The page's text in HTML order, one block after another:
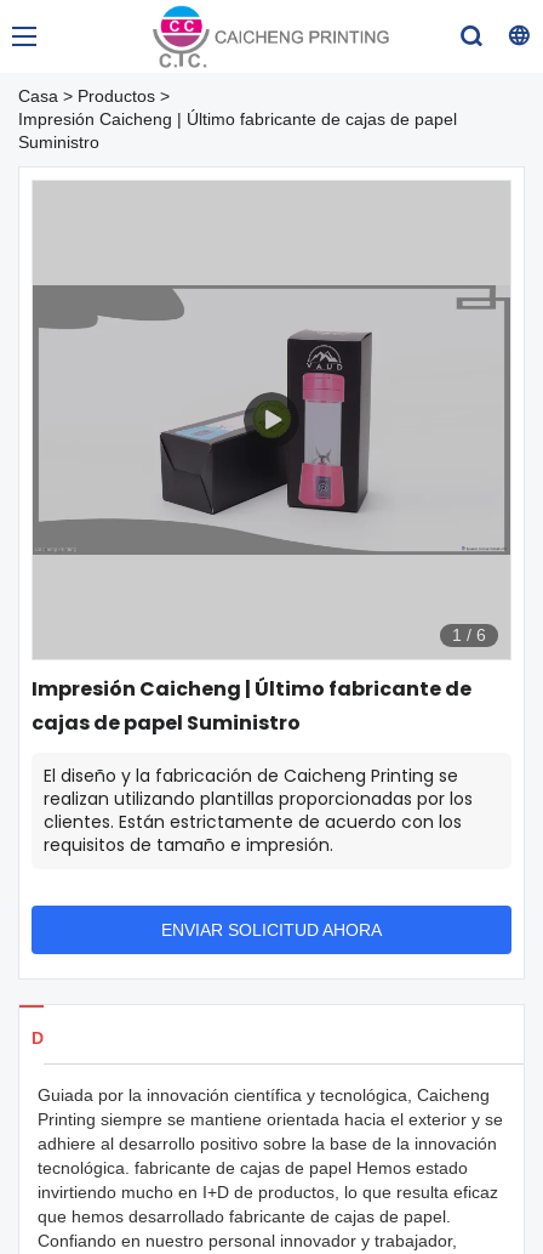
Casa > Productos >
Impresión Caicheng | Último fabricante de cajas de papel
Suministro
1 / 6
Impresión Caicheng | Último fabricante de
cajas de papel Suministro
El diseño y la fabricación de Caicheng Printing se
realizan utilizando plantillas proporcionadas por los
clientes. Están estrictamente de acuerdo con los
requisitos de tamaño e impresión.
ENVIAR SOLICITUD AHORA
Detalles de los productos
Guiada por la innovación científica y tecnológica, Caicheng
Printing siempre se mantiene orientada hacia el exterior y se
adhiere al desarrollo positivo sobre la base de la innovación
tecnológica. fabricante de cajas de papel Hemos estado
invirtiendo mucho en I+D de productos, lo que resulta eficaz
que hemos desarrollado fabricante de cajas de papel.
Confiando en nuestro personal innovador y trabajador,